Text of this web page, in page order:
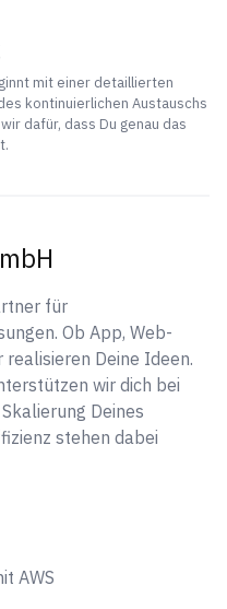
mit einer detaillierten
kontinuierlichen Austauschs
dafür, dass Du genau das
für
Ob App, Web-
Deine Ideen.
wir dich bei
Deines
stehen dabei
AWS